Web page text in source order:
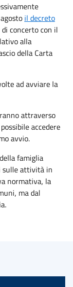
il decreto
di concerto con il
alla
della Carta
ad avviare la
attraverso
accedere
avvio.
famiglia
sulle attività in
normativa, la
ma dal